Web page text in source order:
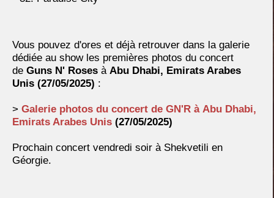
Vous pouvez d'ores et déjà retrouver dans la galerie
dédiée au show les premières photos du concert
de Guns N' Roses à Abu Dhabi, Emirats Arabes
Unis (27/05/2025) :
> Galerie photos du concert de GN'R à Abu Dhabi,
Emirats Arabes Unis (27/05/2025)
Prochain concert vendredi soir à Shekvetili en
Géorgie.